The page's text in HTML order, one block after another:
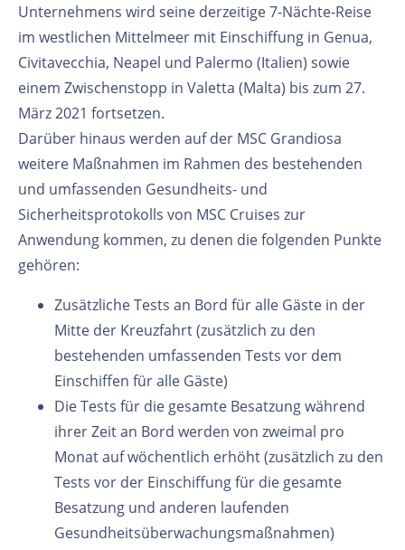
Unternehmens wird seine derzeitige 7-Nächte-Reise
im westlichen Mittelmeer mit Einschiffung in Genua,
Civitavecchia, Neapel und Palermo (Italien) sowie
einem Zwischenstopp in Valetta (Malta) bis zum 27.
März 2021 fortsetzen.
Darüber hinaus werden auf der MSC Grandiosa
weitere Maßnahmen im Rahmen des bestehenden
und umfassenden Gesundheits- und
Sicherheitsprotokolls von MSC Cruises zur
Anwendung kommen, zu denen die folgenden Punkte
gehören:
Zusätzliche Tests an Bord für alle Gäste in der
Mitte der Kreuzfahrt (zusätzlich zu den
bestehenden umfassenden Tests vor dem
Einschiffen für alle Gäste)
Die Tests für die gesamte Besatzung während
ihrer Zeit an Bord werden von zweimal pro
Monat auf wöchentlich erhöht (zusätzlich zu den
Tests vor der Einschiffung für die gesamte
Besatzung und anderen laufenden
Gesundheitsüberwachungsmaßnahmen)